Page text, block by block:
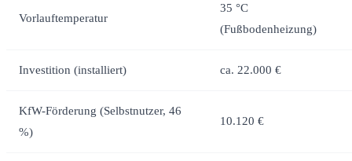
Vorlauftemperatur
35 °C
(Fußbodenheizung)
Investition (installiert) ca. 22.000 €
KfW-Förderung (Selbstnutzer, 46
%)
10.120 €